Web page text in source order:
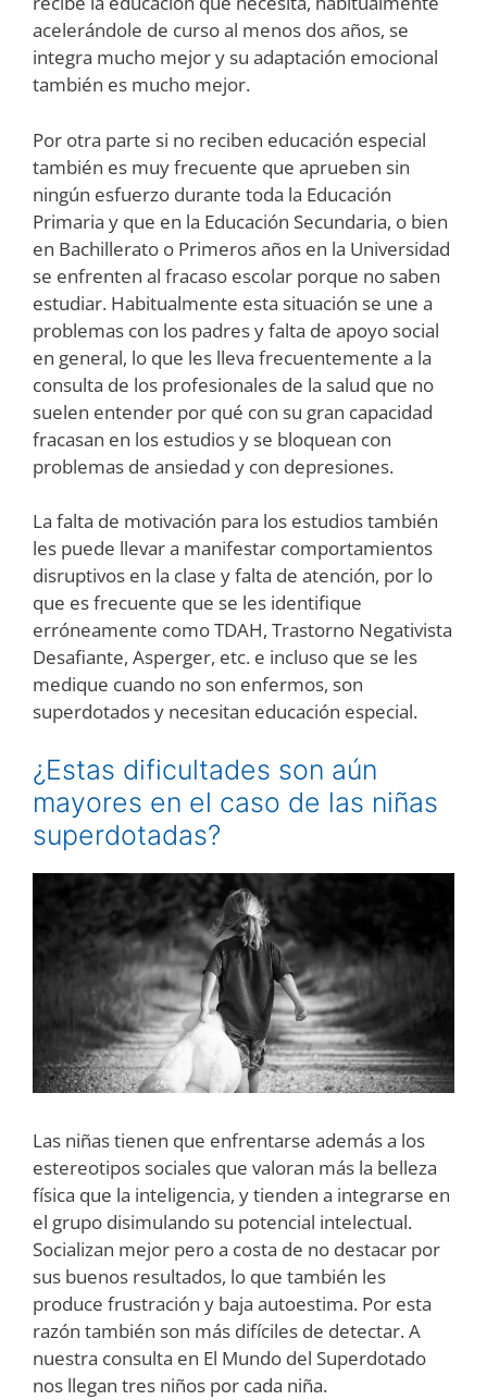
acelerándole de curso al menos dos años, se
integra mucho mejor y su adaptación emocional
también es mucho mejor.
Por otra parte si no reciben educación especial
también es muy frecuente que aprueben sin
ningún esfuerzo durante toda la Educación
Primaria y que en la Educación Secundaria, o bien
en Bachillerato o Primeros años en la Universidad
se enfrenten al fracaso escolar porque no saben
estudiar. Habitualmente esta situación se une a
problemas con los padres y falta de apoyo social
en general, lo que les lleva frecuentemente a la
consulta de los profesionales de la salud que no
suelen entender por qué con su gran capacidad
fracasan en los estudios y se bloquean con
problemas de ansiedad y con depresiones.
La falta de motivación para los estudios también
les puede llevar a manifestar comportamientos
disruptivos en la clase y falta de atención, por lo
que es frecuente que se les identifique
erróneamente como TDAH, Trastorno Negativista
Desafiante, Asperger, etc. e incluso que se les
medique cuando no son enfermos, son
superdotados y necesitan educación especial.
¿Estas dificultades son aún
mayores en el caso de las niñas
superdotadas?
Las niñas tienen que enfrentarse además a los
estereotipos sociales que valoran más la belleza
física que la inteligencia, y tienden a integrarse en
el grupo disimulando su potencial intelectual.
Socializan mejor pero a costa de no destacar por
sus buenos resultados, lo que también les
produce frustración y baja autoestima. Por esta
razón también son más difíciles de detectar. A
nuestra consulta en El Mundo del Superdotado
nos llegan tres niños por cada niña.